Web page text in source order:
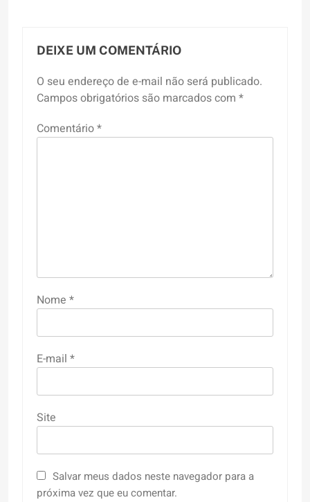
DEIXE UM COMENTÁRIO
O seu endereço de e-mail não será publicado.
Campos obrigatórios são marcados com *
Comentário*
Nome *
E-mail *
Site
Salvar meus dados neste navegador para a
próxima vez que eu comentar.